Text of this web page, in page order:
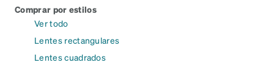
Comprar por estilos
Ver todo
Lentes rectangulares
Lentes cuadrados